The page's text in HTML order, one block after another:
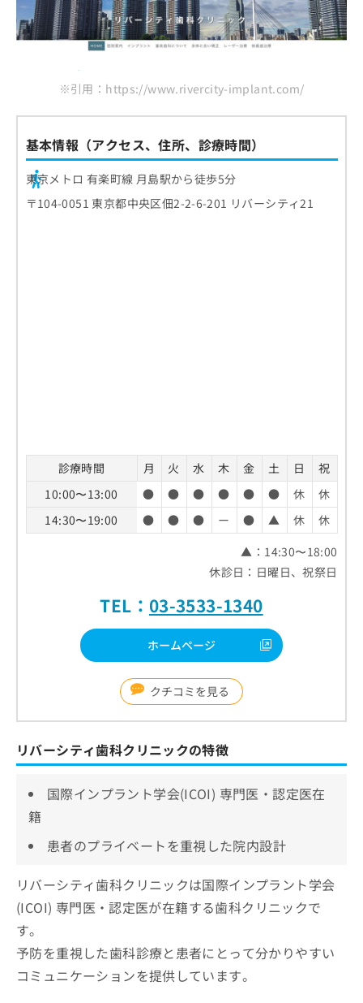
※引用：https://www.rivercity-implant.com/
基本情報（アクセス、住所、診療時間）
東京メトロ 有楽町線 月島駅から徒歩5分
〒104-0051 東京都中央区佃2-2-6-201 リバーシティ21
診療時間 月 火 水 木 金 土 日
祝
10:00〜13:00
● ● ● ● ● ● 休
休
14:30〜19:00
● ● ● ー ● ▲ 休
休
▲：14:30〜18:00
休診日：日曜日、祝祭日
TEL： 03-3533-1340
ホームページ
クチコミを見る
リバーシティ歯科クリニックの特徴
国際インプラント学会(ICOI) 専門医・認定医在
籍
患者のプライベートを重視した院内設計
リバーシティ歯科クリニックは国際インプラント学会
(ICOI) 専門医・認定医が在籍する歯科クリニックで
す。
予防を重視した歯科診療と患者にとって分かりやすい
コミュニケーションを提供しています。